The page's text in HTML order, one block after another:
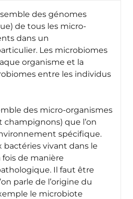
des génomes
de tous les micro-
dans un
Les microbiomes
organisme et la
entre les individus
des micro-organismes
champignons) que l’on
spécifique.
bactéries vivant dans le
de manière
Il faut être
parle de l’origine du
le microbiote